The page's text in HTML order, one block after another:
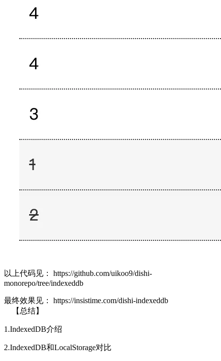
以上代码见： https://github.com/uikoo9/dishi-
monorepo/tree/indexeddb
最终效果见： https://insistime.com/dishi-indexeddb
【总结】
1.IndexedDB介绍
2.IndexedDB和LocalStorage对比